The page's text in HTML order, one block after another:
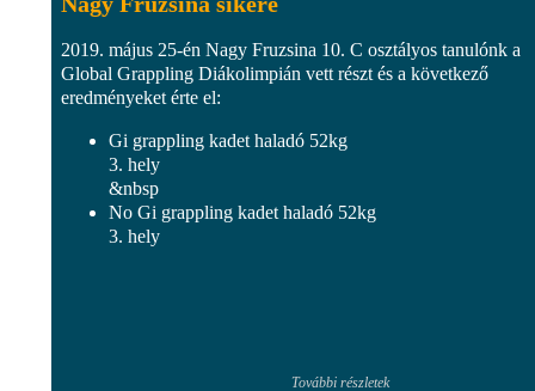
2019. május 25-én Nagy Fruzsina 10. C osztályos tanulónk a
Global Grappling Diákolimpián vett részt és a következő
eredményeket érte el:
Gi grappling kadet haladó 52kg
3. hely
&nbsp
No Gi grappling kadet haladó 52kg
3. hely
További részletek